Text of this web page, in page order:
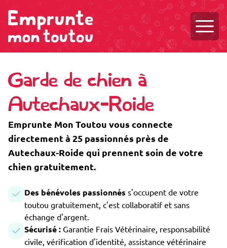
Garde de chien à
Autechaux-Roide
Emprunte Mon Toutou vous connecte
directement à 25 passionnés près de
Autechaux-Roide qui prennent soin de votre
chien gratuitement.
Des bénévoles passionnés s'occupent de votre
toutou gratuitement, c'est collaboratif et sans
échange d'argent.
Sécurisé : Garantie Frais Vétérinaire, responsabilité
civile, vérification d'identité, assistance vétérinaire